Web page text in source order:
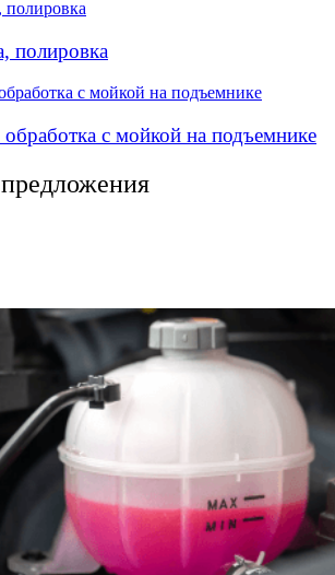
полировка
с мойкой на подъемнике